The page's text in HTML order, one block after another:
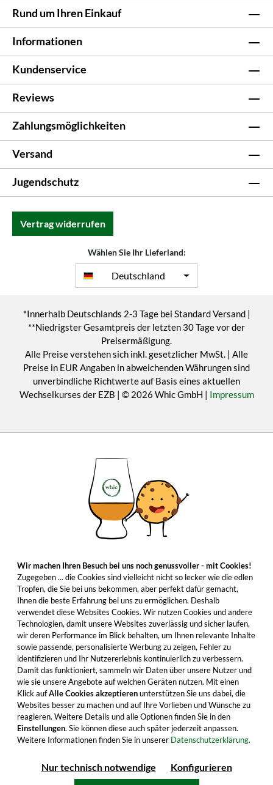
Rund um Ihren Einkauf
Informationen
Kundenservice
Reviews
Zahlungsmöglichkeiten
Versand
Jugendschutz
Vertrag widerrufen
Wählen Sie Ihr Lieferland:
Deutschland
*Innerhalb Deutschlands 2-3 Tage bei Standard Versand |
**Niedrigster Gesamtpreis der letzten 30 Tage vor der
Preisermäßigung.
Alle Preise verstehen sich inkl. gesetzlicher MwSt. | Alle
Preise in EUR Angaben in abweichenden Währungen sind
unverbindliche Richtwerte auf Basis eines aktuellen
Wechselkurses der EZB | © 2026 Whic GmbH | Impressum
Wir machen Ihren Besuch bei uns noch genussvoller - mit Cookies!
Zugegeben ... die Cookies sind vielleicht nicht so lecker wie die edlen
Tropfen, die Sie bei uns bekommen, aber perfekt dafür gemacht,
Ihnen die beste Erfahrung bei uns zu ermöglichen. Deshalb
verwendet diese Websites Cookies. Wir nutzen Cookies und andere
Technologien, damit unsere Websites zuverlässig und sicher laufen,
wir deren Performance im Blick behalten, um Ihnen relevante Inhalte
sowie passende, personalisierte Werbung zu zeigen, Fehler zu
identifizieren und Ihr Nutzererlebnis kontinuierlich zu verbessern.
Damit das funktioniert, sammeln wir Daten über unsere Nutzer und
wie sie unsere Angebote auf welchen Geräten nutzen. Mit einen
Klick aufAlle Cookies akzeptierenunterstützen Sie uns dabei, die
Websites besser zu machen und auf Ihre Vorlieben und Wünsche zu
reagieren. Weitere Details und alle Optionen finden Sie in den
Einstellungen. Sie können diese auch später jederzeit anpassen.
Weitere Informationen finden Sie in unserer Datenschutzerklärung.
Nur technisch notwendige Konfigurieren